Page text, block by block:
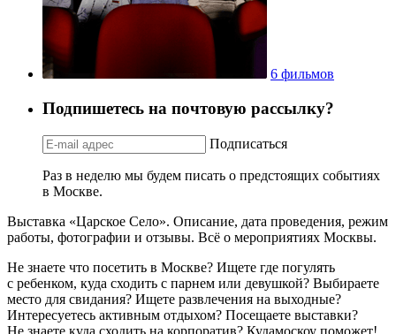
6 фильмов
Подпишетесь на почтовую рассылку?
Подписаться
Раз в неделю мы будем писать о предстоящих событиях
в Москве.
Выставка «Царское Село». Описание, дата проведения, режим
работы, фотографии и отзывы. Всё о мероприятиях Москвы.
Не знаете что посетить в Москве? Ищете где погулять
с ребенком, куда сходить с парнем или девушкой? Выбираете
место для свидания? Ищете развлечения на выходные?
Интересуетесь активным отдыхом? Посещаете выставки?
Не знаете куда сходить на корпоратив? Кудамоскоу поможет!